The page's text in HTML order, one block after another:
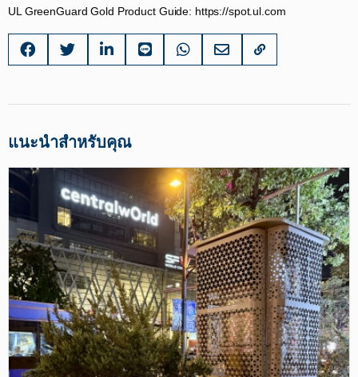
UL GreenGuard Gold Product Guide: https://spot.ul.com​
แนะนำสำหรับคุณ